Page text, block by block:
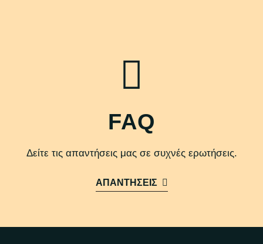
FAQ
Δείτε τις απαντήσεις μας σε συχνές ερωτήσεις.
ΑΠΑΝΤΗΣΕΙΣ